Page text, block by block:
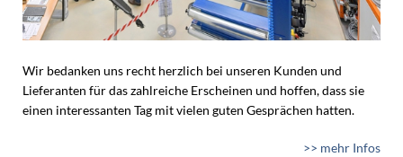
Wir bedanken uns recht herzlich bei unseren Kunden und
Lieferanten für das zahlreiche Erscheinen und hoffen, dass sie
einen interessanten Tag mit vielen guten Gesprächen hatten.
>> mehr Infos